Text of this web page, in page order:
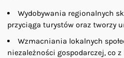
Wydobywania regionalnych
przyciąga turystów oraz tworzy
Wzmacniania lokalnych
niezależności gospodarczej, co